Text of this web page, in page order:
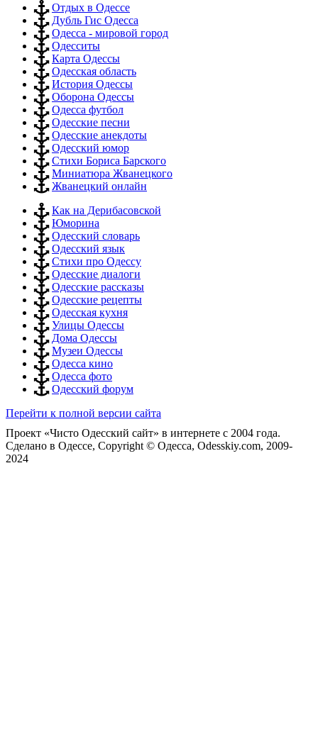
Отдых в Одессе
Дубль Гис Одесса
Одесса - мировой город
Одесситы
Карта Одессы
Одесская область
История Одессы
Оборона Одессы
Одесса футбол
Одесские песни
Одесские анекдоты
Одесский юмор
Стихи Бориса Барского
Миниатюра Жванецкого
Жванецкий онлайн
Как на Дерибасовской
Юморина
Одесский словарь
Одесский язык
Стихи про Одессу
Одесские диалоги
Одесские рассказы
Одесские рецепты
Одесская кухня
Улицы Одессы
Дома Одессы
Музеи Одессы
Одесса кино
Одесса фото
Одесский форум
Перейти к полной версии сайта
Проект «Чисто Одесский сайт» в интернете с 2004 года.
Сделано в Одессе, Copyright © Одесса, Odesskiy.com, 2009-
2024